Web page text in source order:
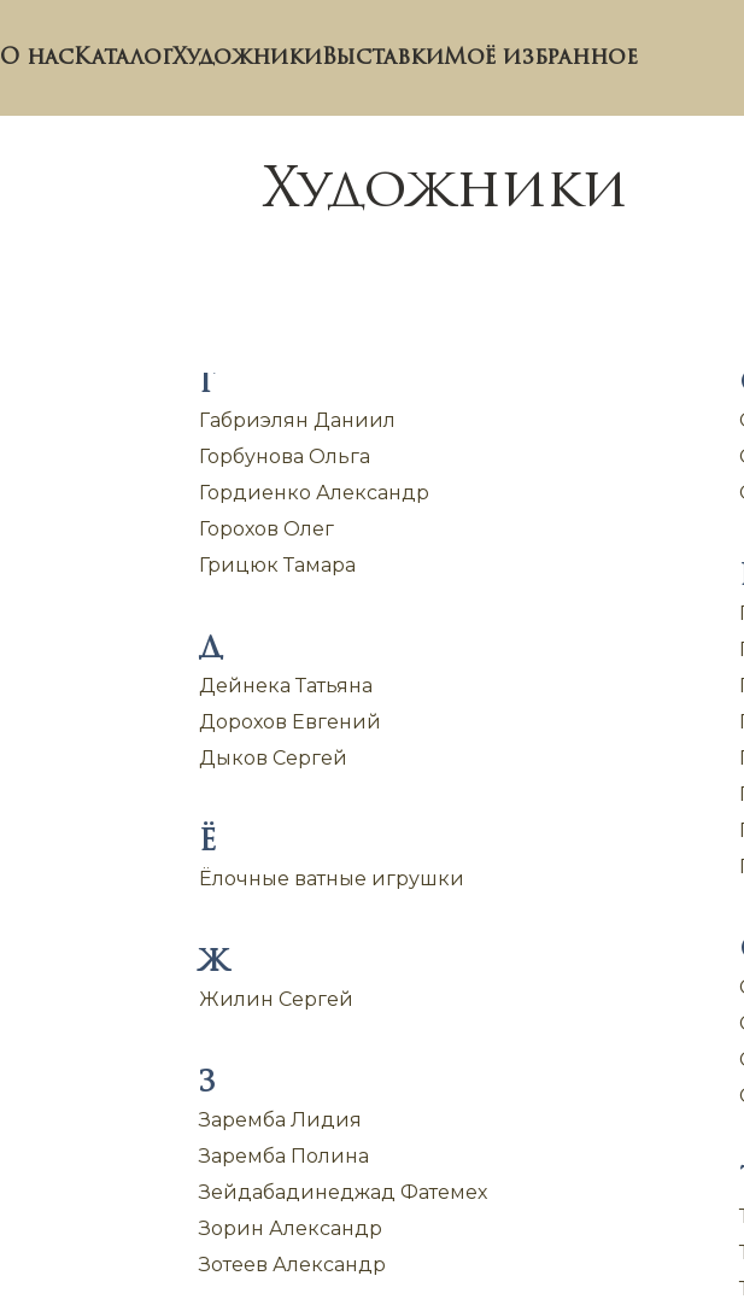
О насКаталогХудожникиВыставкиМоё избранное
Художники
Г
Габриэлян Даниил
Горбунова Ольга
Гордиенко Александр
Горохов Олег
Грицюк Тамара
Д
Дейнека Татьяна
Дорохов Евгений
Дыков Сергей
Ё
Ёлочные ватные игрушки
Ж
Жилин Сергей
З
Заремба Лидия
Заремба Полина
Зейдабадинеджад Фатемех
Зорин Александр
Зотеев Александр